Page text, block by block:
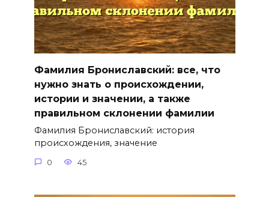
Фамилия Брониславский: все, что
нужно знать о происхождении,
истории и значении, а также
правильном склонении фамилии
Фамилия Брониславский: история
происхождения, значение
0 45